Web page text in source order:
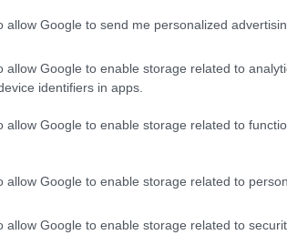
allow Google to send me personalized
allow Google to enable storage related to
identifiers in apps.
allow Google to enable storage related to
allow Google to enable storage related to
allow Google to enable storage related to
rossz felé indulunk el.